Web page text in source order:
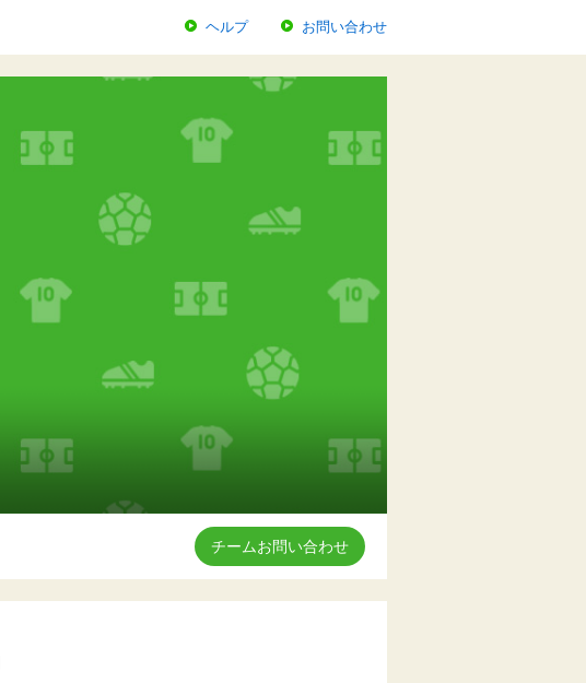
ヘルプ お問い合わせ
チームお問い合わせ